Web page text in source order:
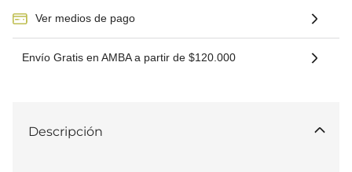
Ver medios de pago
Envío Gratis en AMBA a partir de $120.000
Descripción